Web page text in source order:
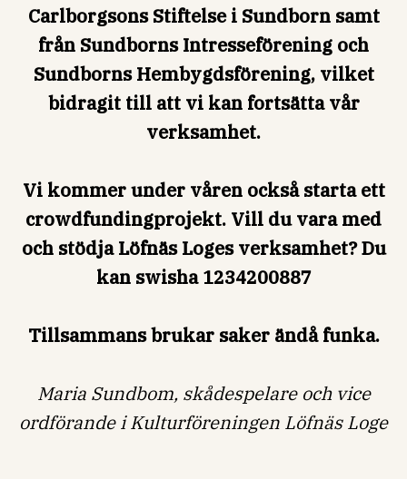
Carlborgsons Stiftelse i Sundborn samt
från Sundborns Intresseförening och
Sundborns Hembygdsförening, vilket
bidragit till att vi kan fortsätta vår
verksamhet.
Vi kommer under våren också starta ett
crowdfundingprojekt. Vill du vara med
och stödja Löfnäs Loges verksamhet? Du
kan swisha 1234200887
Tillsammans brukar saker ändå funka.
Maria Sundbom, skådespelare och vice
ordförande i Kulturföreningen Löfnäs Loge